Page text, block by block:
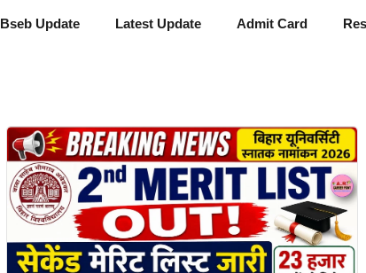
Bseb Update Latest Update Admit Card